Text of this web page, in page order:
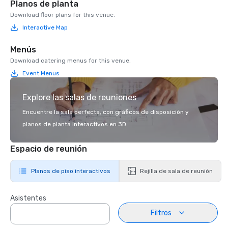
Planos de planta
Download floor plans for this venue.
Interactive Map
Menús
Download catering menus for this venue.
Event Menus
Explore las salas de reuniones
Encuentre la sala perfecta, con gráficos de disposición y
planos de planta interactivos en 3D.
Espacio de reunión
Planos de piso interactivos Rejilla de sala de reunión
Asistentes
Filtros